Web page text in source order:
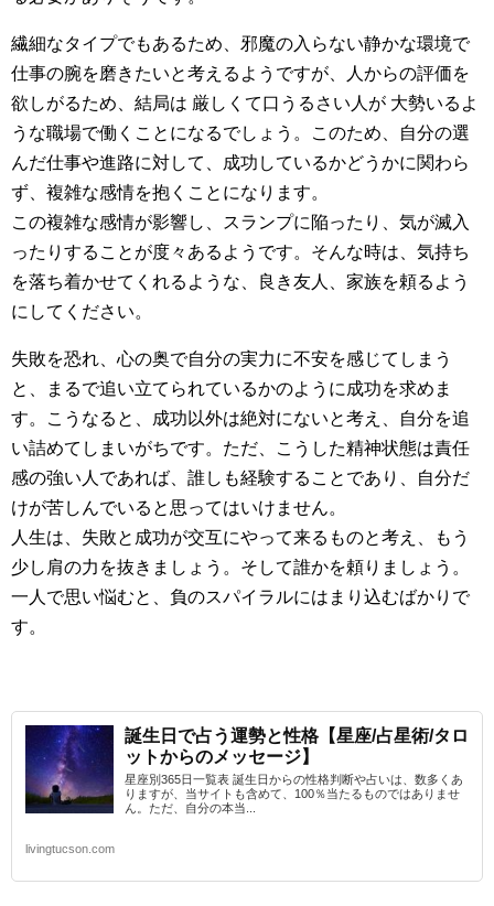
繊細なタイプでもあるため、邪魔の入らない静かな環境で
仕事の腕を磨きたいと考えるようですが、人からの評価を
欲しがるため、結局は 厳しくて口うるさい人が 大勢いるよ
うな職場で働くことになるでしょう。このため、自分の選
んだ仕事や進路に対して、成功しているかどうかに関わら
ず、複雑な感情を抱くことになります。
この複雑な感情が影響し、スランプに陥ったり、気が滅入
ったりすることが度々あるようです。そんな時は、気持ち
を落ち着かせてくれるような、良き友人、家族を頼るよう
にしてください。
失敗を恐れ、心の奥で自分の実力に不安を感じてしまう
と、まるで追い立てられているかのように成功を求めま
す。こうなると、成功以外は絶対にないと考え、自分を追
い詰めてしまいがちです。ただ、こうした精神状態は責任
感の強い人であれば、誰しも経験することであり、自分だ
けが苦しんでいると思ってはいけません。
人生は、失敗と成功が交互にやって来るものと考え、もう
少し肩の力を抜きましょう。そして誰かを頼りましょう。
一人で思い悩むと、負のスパイラルにはまり込むばかりで
す。
誕生日で占う運勢と性格【星座/占星術/タロ
ットからのメッセージ】
星座別365日一覧表 誕生日からの性格判断や占いは、数多くあ
りますが、当サイトも含めて、100％当たるものではありませ
ん。ただ、自分の本当...
livingtucson.com